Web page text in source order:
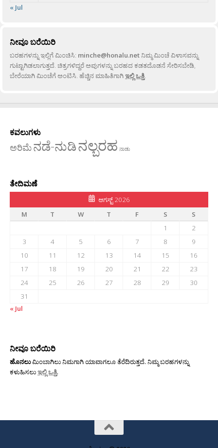
« Jul
ನೀವೂ ಬರೆಯಿರಿ
ಬರಹಗಳನ್ನು ಇಲ್ಲಿಗೆ ಮಿಂಚಿಸಿ: minche@honalu.netನಿಮ್ಮ ಮಿಂಚೆ ವಿಳಾಸವನ್ನು
ಗುಟ್ಟಾಗಿಡಲಾಗುತ್ತದೆ. ಚಿತ್ರಗಳಿದ್ದರೆ ಅವುಗಳನ್ನು ಬರಹದ ಕಡತದೊಡನೆ ಸೇರಿಸಬೇಡಿ,
ಬೇರೆಯಾಗಿ ಮಿಂಚೆಗೆ ಅಂಟಿಸಿ. ಹೆಚ್ಚಿನ ಮಾಹಿತಿಗಾಗಿಇಲ್ಲಿ ಒತ್ತಿ.
ಕವಲುಗಳು
ಅರಿಮೆನಡೆ-ನುಡಿನಲ್ಬರಹ ನಾಡು
ತೇದಿಮಣೆ
ಆಗಸ್ಟ್ 2026
M
T W T F S
S
1
2
3
4 5 6 7 8
9
10
11 12 13 14 15
16
17
18 19 20 21 22
23
24
25 26 27 28 29
30
31
« Jul
ನೀವೂ ಬರೆಯಿರಿ
ಹೊನಲುಮಿಂಬಾಗಿಲು ನಿಮಗಾಗಿ ಯಾವಾಗಲೂ ತೆರೆದಿರುತ್ತದೆ. ನಿಮ್ಮ ಬರಹಗಳನ್ನು
ಕಳುಹಿಸಲುಇಲ್ಲಿ ಒತ್ತಿ.